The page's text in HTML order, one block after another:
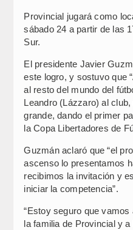
Provincial jugará como
sábado 24 a partir de las
Sur.
El presidente Javier
este logro, y sostuvo que
al resto del mundo del
Leandro (Lázzaro) al
grande, dando el primer
la Copa Libertadores de
Guzmán aclaró que “el
ascenso lo presentamos
recibimos la invitación y
iniciar la competencia”.
“Estoy seguro que
la familia de Provincial y